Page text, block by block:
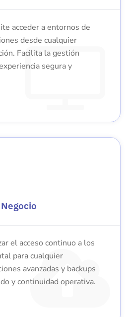
acceder a entornos de
desde cualquier
Facilita la gestión
segura y
el acceso continuo a los
para cualquier
avanzadas y backups
y continuidad operativa.